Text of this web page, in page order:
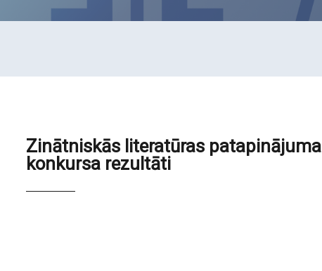
Zinātniskās literatūras patapinājuma
konkursa rezultāti